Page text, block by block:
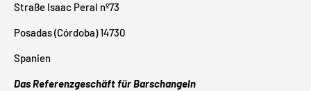
Straße Isaac Peral nº73
Posadas (Córdoba) 14730
Spanien
Das Referenzgeschäft für Barschangeln